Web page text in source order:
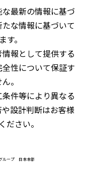
最新の情報に基づ
な情報に基づいて
。
報として提供する
性について保証す
。
件等により異なる
設計判断はお客様
ださい。
ループ 日本本部